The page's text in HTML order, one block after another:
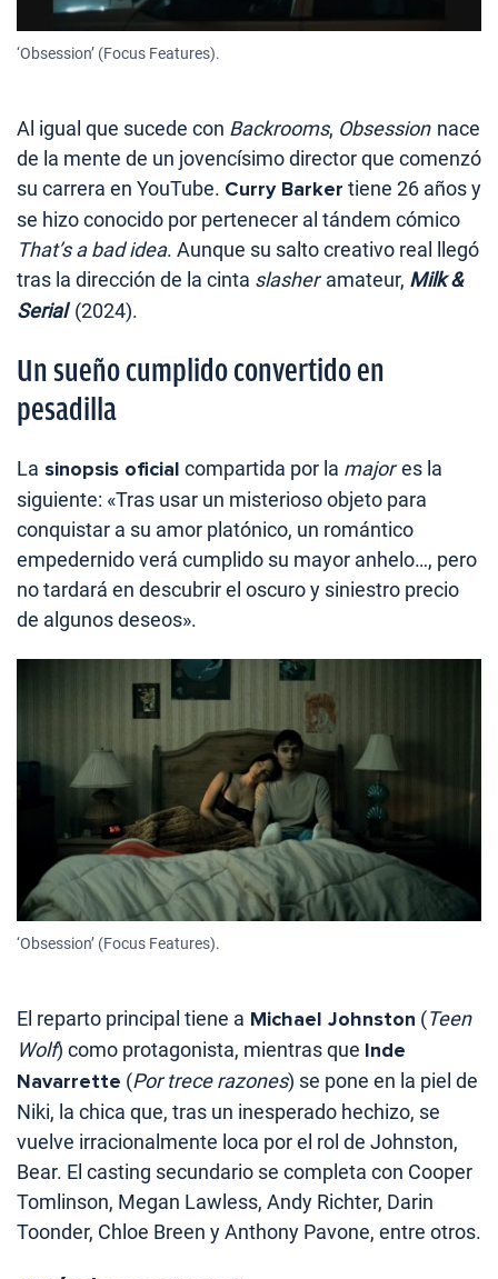
‘Obsession’ (Focus Features).
Al igual que sucede con Backrooms, Obsession nace
de la mente de un jovencísimo director que comenzó
su carrera en YouTube. Curry Barker tiene 26 años y
se hizo conocido por pertenecer al tándem cómico
That’s a bad idea. Aunque su salto creativo real llegó
tras la dirección de la cinta slasheramateur, Milk &
Serial (2024).
Un sueño cumplido convertido en
pesadilla
La sinopsis oficial compartida por la majores la
siguiente: «Tras usar un misterioso objeto para
conquistar a su amor platónico, un romántico
empedernido verá cumplido su mayor anhelo…, pero
no tardará en descubrir el oscuro y siniestro precio
de algunos deseos».
‘Obsession’ (Focus Features).
El reparto principal tiene a Michael Johnston (Teen
Wolf) como protagonista, mientras que Inde
Navarrette (Por trece razones) se pone en la piel de
Niki, la chica que, tras un inesperado hechizo, se
vuelve irracionalmente loca por el rol de Johnston,
Bear. El casting secundario se completa con Cooper
Tomlinson, Megan Lawless, Andy Richter, Darin
Toonder, Chloe Breen y Anthony Pavone, entre otros.